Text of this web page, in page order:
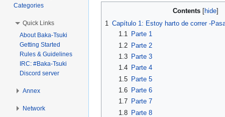
navigation
search
Contents
1 Capítulo 1: Estoy harto de correr -
1.1
Parte 1
1.2
Parte 2
1.3
Parte 3
1.4
Parte 4
1.5
Parte 5
1.6
Parte 6
1.7
Parte 7
1.8 Parte 8
Categories
Quick Links
About Baka-Tsuki
Getting Started
Rules & Guidelines
IRC: #Baka-Tsuki
Discord server
Annex
Network